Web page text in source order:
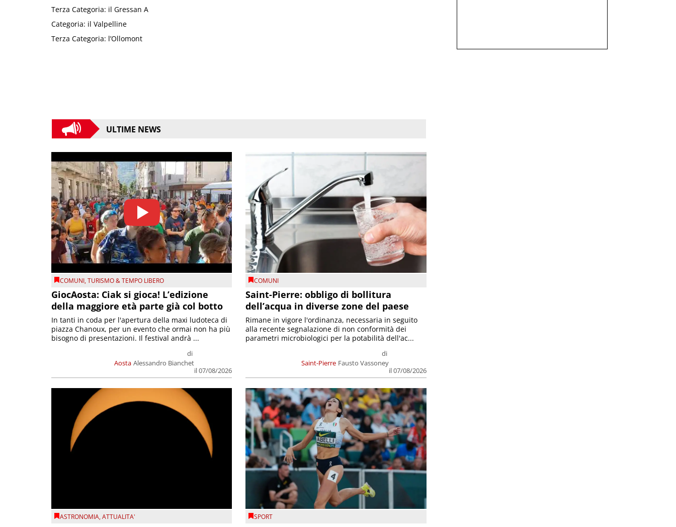
Terza Categoria: il Gressan A
Categoria: il Valpelline
Terza Categoria: l’Ollomont
ULTIME NEWS
COMUNI,TURISMO & TEMPO LIBERO
GiocAosta: Ciak si gioca! L’edizione
della maggiore età parte già col botto
Aosta
di
Alessandro Bianchet
il 07/08/2026
In tanti in coda per l'apertura della maxi ludoteca di
piazza Chanoux, per un evento che ormai non ha più
bisogno di presentazioni. Il festival andrà ...
COMUNI
Saint-Pierre: obbligo di bollitura
dell’acqua in diverse zone del paese
Saint-Pierre
di
Fausto Vassoney
il 07/08/2026
Rimane in vigore l'ordinanza, necessaria in seguito
alla recente segnalazione di non conformità dei
parametri microbiologici per la potabilità dell'ac...
ASTRONOMIA,ATTUALITA' SPORT